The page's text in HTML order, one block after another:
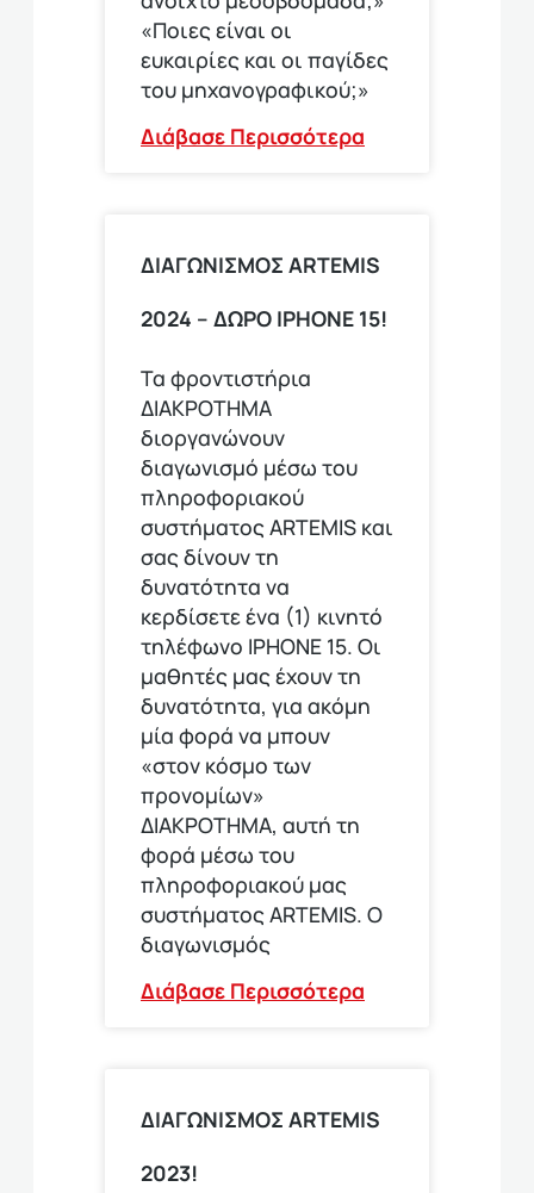
«Ποιες είναι οι
ευκαιρίες και οι παγίδες
του μηχανογραφικού;»
Διάβασε Περισσότερα
ΔΙΑΓΩΝΙΣΜΟΣ ΑRTEMIS
2024 – ΔΩΡΟ IPHONE 15!
Τα φροντιστήρια
ΔΙΑΚΡΟΤΗΜΑ
διοργανώνουν
διαγωνισμό μέσω του
πληροφοριακού
συστήματος ARTEMIS και
σας δίνουν τη
δυνατότητα να
κερδίσετε ένα (1) κινητό
τηλέφωνο ΙΡΗΟΝΕ 15. Οι
μαθητές μας έχουν τη
δυνατότητα, για ακόμη
μία φορά να μπουν
«στον κόσμο των
προνομίων»
ΔΙΑΚΡΟΤΗΜΑ, αυτή τη
φορά μέσω του
πληροφοριακού μας
συστήματος ARTEMIS. Ο
διαγωνισμός
Διάβασε Περισσότερα
ΔΙΑΓΩΝΙΣΜΟΣ ARTEMIS
2023!